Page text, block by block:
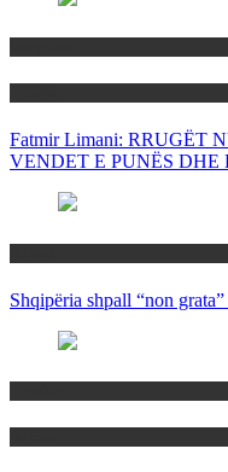
Fatmir Limani: RRUGËT
VENDET E PUNËS DHE
Shqipëria shpall “non